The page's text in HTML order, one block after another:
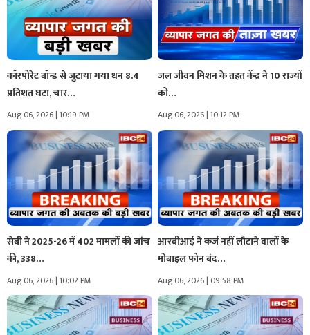
कॉरपोरेट बॉन्ड से जुटाया गया धन 8.4
प्रतिशत घटा, चार…
Aug 06, 2026 | 10:19 PM
जल जीवन मिशन के तहत केंद्र ने 10 राज्यों
को…
Aug 06, 2026 | 10:12 PM
सेबी ने 2025-26 में 402 मामलों की जांच
की, 338…
Aug 06, 2026 | 10:02 PM
आरबीआई ने कर्ज नहीं लौटाने वालों के
मोबाइल फोन बंद…
Aug 06, 2026 | 09:58 PM